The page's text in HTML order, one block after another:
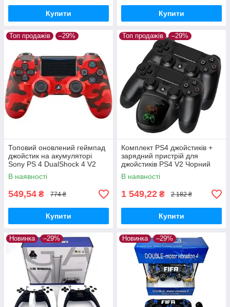
Купити Купити
Топ продажів –29%
Топовий оновлений геймпад
джойстик на акумуляторі
Sony PS 4 DualShock 4 V2
Wireless Controller RED
В наявності
549,54 ₴ 774 ₴
Купити
Топ продажів –29%
Комплект PS4 джойстиків +
зарядний пристрій для
джойстиків PS4 V2 Чорний
В наявності
1 549,22 ₴ 2 182 ₴
Купити
Новинка –29% Новинка –29%